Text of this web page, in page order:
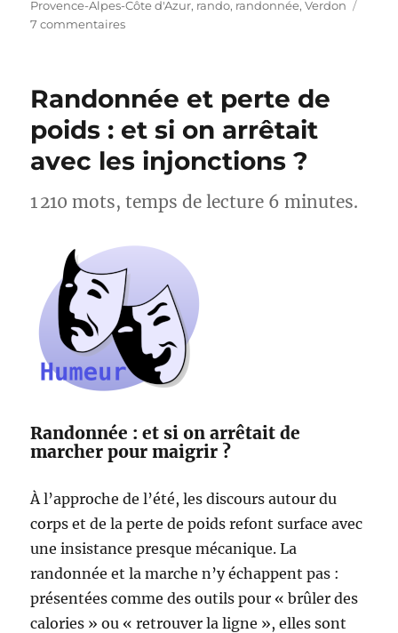
le
Provence-Alpes-Côte d'Azur, rando, randonnée,Verdon
7 commentairessur
autour
Lac
d’Esparron
–
de-
Provence
Randonnée et perte de
poids : et si on arrêtait
avec les injonctions ?
1 210 mots, temps de lecture 6 minutes.
Randonnée : et si on arrêtait de
marcher pour maigrir ?
À l’approche de l’été, les discours autour du
corps et de la perte de poids refont surface avec
une insistance presque mécanique. La
randonnée et la marche n’y échappent pas :
présentées comme des outils pour « brûler des
calories » ou « retrouver la ligne », elles sont